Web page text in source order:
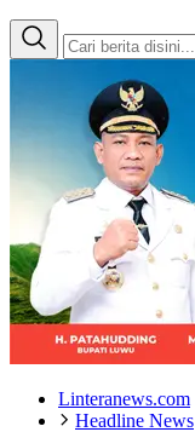
Linteranews.com
Headline News